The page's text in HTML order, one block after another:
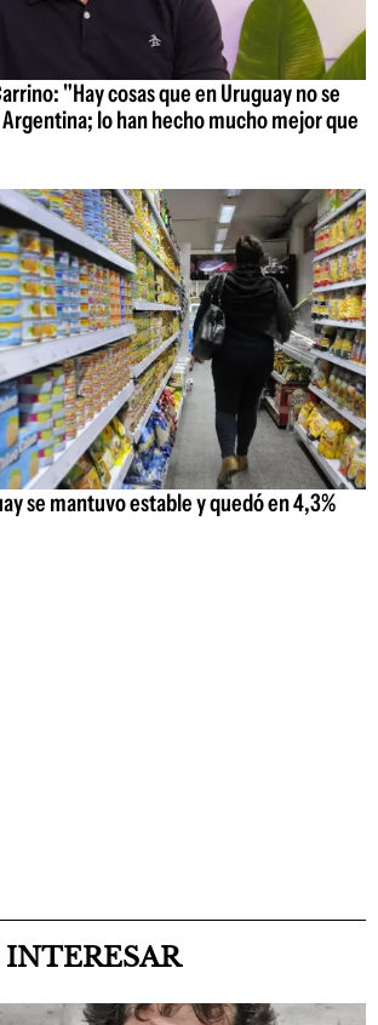
"Hay cosas que en Uruguay no se
lo han hecho mucho mejor que
se mantuvo estable y quedó en 4,3%